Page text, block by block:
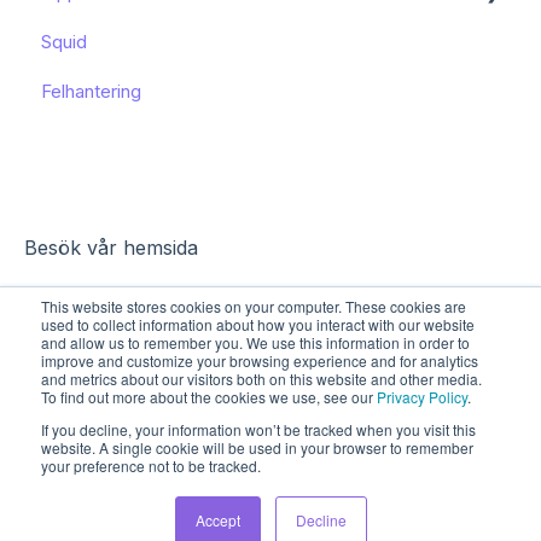
This website stores cookies on your computer. These cookies are
used to collect information about how you interact with our website
and allow us to remember you. We use this information in order to
improve and customize your browsing experience and for analytics
and metrics about our visitors both on this website and other media.
To find out more about the cookies we use, see our Privacy Policy.
If you decline, your information won’t be tracked when you visit this
website. A single cookie will be used in your browser to remember
your preference not to be tracked.
Accept Decline
Funktioner och användning
Kända begränsningar
Funktioner och användning
Squid
Felhantering
Besök vår hemsida
Upphovsrätt © 2026, Sharespine AB